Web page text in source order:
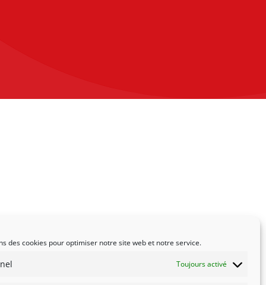
des cookies pour optimiser notre site web et notre service.
Toujours activé